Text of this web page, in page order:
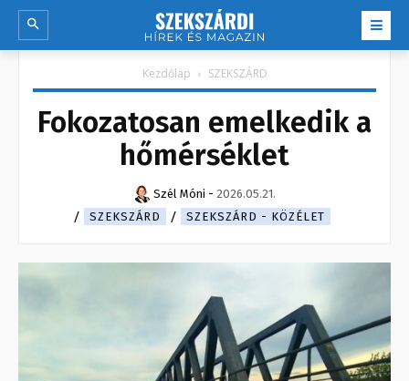
Kezdőlap SZEKSZÁRD
Fokozatosan emelkedik a
hőmérséklet
Szél Móni - 2026.05.21.
SZEKSZÁRD
SZEKSZÁRD - KÖZÉLET